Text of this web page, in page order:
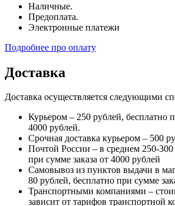
Наличные.
Предоплата.
Электронные платежи
Подробнее про оплату
Доставка
Доставка осуществляется следующими
Курьером – 250 рублей, бесплатно
4000 рублей.
Срочная доставка курьером – 500
Почтой России – в среднем 250-300
при сумме заказа от 4000 рублей
Самовывоз из пунктов выдачи в
80 рублей, бесплатно при сумме
Транспортными компаниями –
зависит от тарифов транспортной